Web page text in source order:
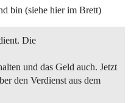
bin (siehe hier im Brett)
Die
und das Geld auch. Jetzt
den Verdienst aus dem